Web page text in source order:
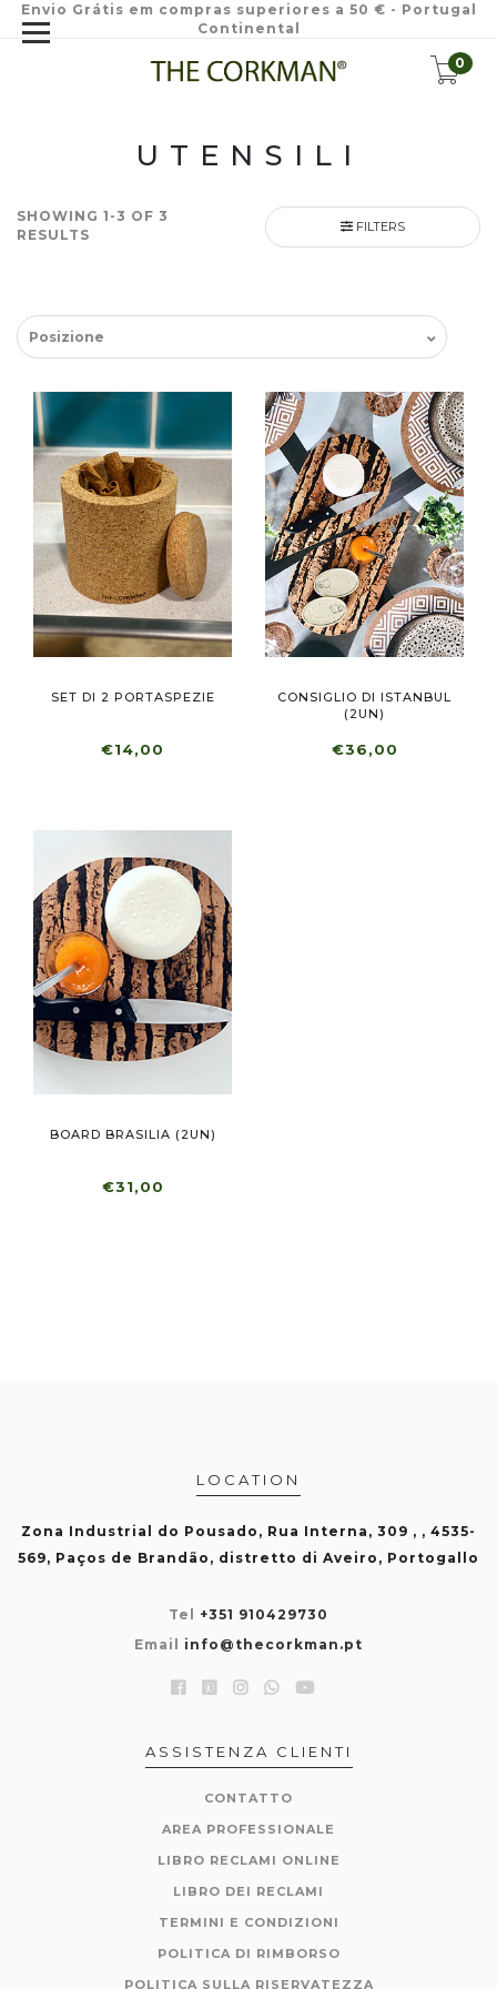
Envio Grátis em compras superiores a 50 € - Portugal
Continental
0
UTENSILI
SHOWING 1-3 OF 3
RESULTS
FILTERS
SET DI 2 PORTASPEZIE
€14,00
CONSIGLIO DI ISTANBUL
(2UN)
€36,00
BOARD BRASILIA (2UN)
€31,00
LOCATION
Zona Industrial do Pousado, Rua Interna, 309 , , 4535-
569, Paços de Brandão, distretto di Aveiro, Portogallo
Tel +351 910429730
Email info@thecorkman.pt
ASSISTENZA CLIENTI
CONTATTO
AREA PROFESSIONALE
LIBRO RECLAMI ONLINE
LIBRO DEI RECLAMI
TERMINI E CONDIZIONI
POLITICA DI RIMBORSO
POLITICA SULLA RISERVATEZZA